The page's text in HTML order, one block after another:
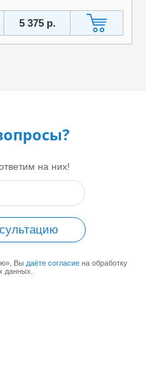
5 375 р.
на них!
Вы даёте согласие на обработку
данных.